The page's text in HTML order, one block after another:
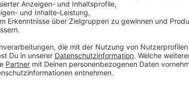
30-Jährige und Schwangere zur Verfügung steht.
möglich. Wichtig: Bei unter 16-jährigen ist die
die Unterschrift aller Sorgeberechtigten erforderlich.
Anzeige